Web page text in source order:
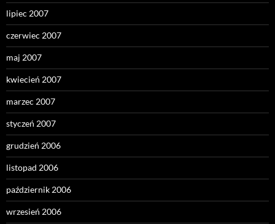
lipiec 2007
czerwiec 2007
maj 2007
kwiecień 2007
marzec 2007
styczeń 2007
grudzień 2006
listopad 2006
październik 2006
wrzesień 2006